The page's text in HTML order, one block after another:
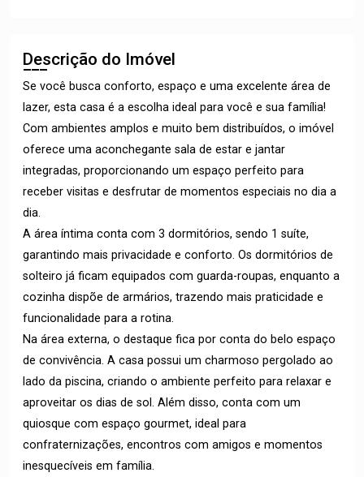
Descrição do Imóvel
Se você busca conforto, espaço e uma excelente área de
lazer, esta casa é a escolha ideal para você e sua família!
Com ambientes amplos e muito bem distribuídos, o imóvel
oferece uma aconchegante sala de estar e jantar
integradas, proporcionando um espaço perfeito para
receber visitas e desfrutar de momentos especiais no dia a
dia.
A área íntima conta com 3 dormitórios, sendo 1 suíte,
garantindo mais privacidade e conforto. Os dormitórios de
solteiro já ficam equipados com guarda-roupas, enquanto a
cozinha dispõe de armários, trazendo mais praticidade e
funcionalidade para a rotina.
Na área externa, o destaque fica por conta do belo espaço
de convivência. A casa possui um charmoso pergolado ao
lado da piscina, criando o ambiente perfeito para relaxar e
aproveitar os dias de sol. Além disso, conta com um
quiosque com espaço gourmet, ideal para
confraternizações, encontros com amigos e momentos
inesquecíveis em família.